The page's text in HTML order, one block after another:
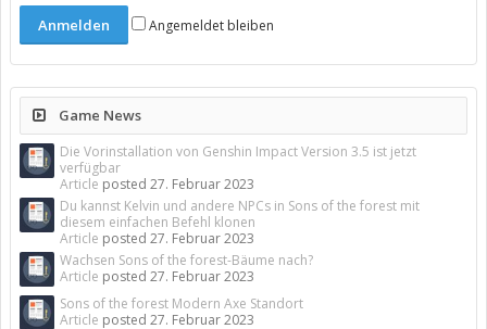
Angemeldet bleiben
Game News
Die Vorinstallation von Genshin Impact Version 3.5 ist jetzt
verfügbar
Article posted 27. Februar 2023
Du kannst Kelvin und andere NPCs in Sons of the forest mit
diesem einfachen Befehl klonen
Article posted 27. Februar 2023
Wachsen Sons of the forest-Bäume nach?
Article posted 27. Februar 2023
Sons of the forest Modern Axe Standort
Article posted 27. Februar 2023